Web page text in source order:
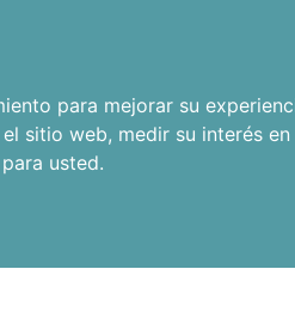
para mejorar su
sitio web, medir su interés
usted.